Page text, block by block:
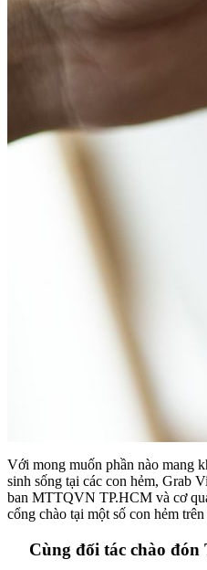
Với mong muốn phần nào mang
sinh sống tại các con hẻm, Grab
ban MTTQVN TP.HCM và cơ
cổng chào tại một số con hẻm
Cùng đối tác chào